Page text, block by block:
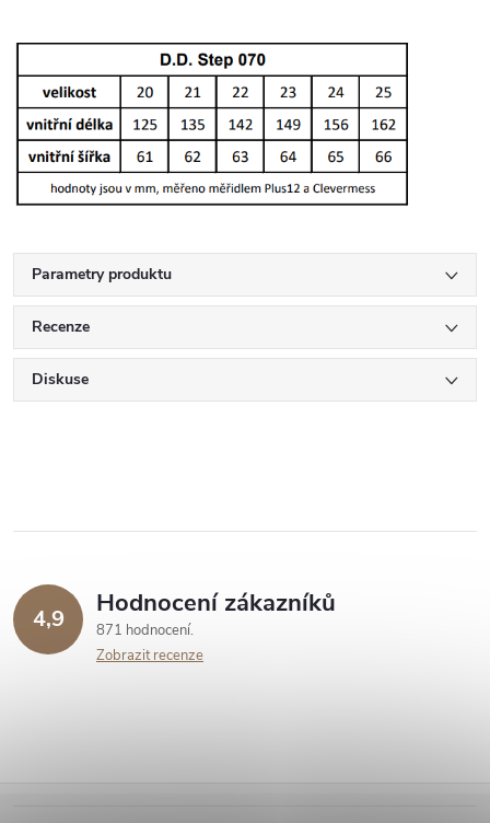
Parametry produktu
Recenze
Diskuse
4,9 Hodnocení zákazníků
871 hodnocení
Zobrazit recenze
Z